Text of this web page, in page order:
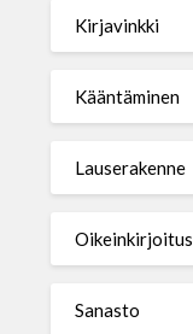
Kirjavinkki
Kääntäminen
Lauserakenne
Oikeinkirjoitus
Sanasto